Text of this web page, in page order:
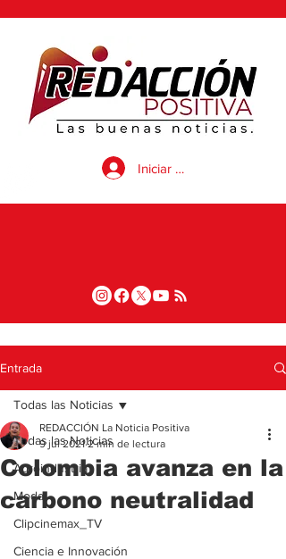
Iniciar sesión
Entrada
Todas las Noticias
Agroindustria
Moda
Clipcinemax_TV
Ciencia e Innovación
Todas las Noticias
Colombia avanza en la
carbono neutralidad
REDACCIÓN La Noticia Positiva
9 jul 2021 2 min de lectura